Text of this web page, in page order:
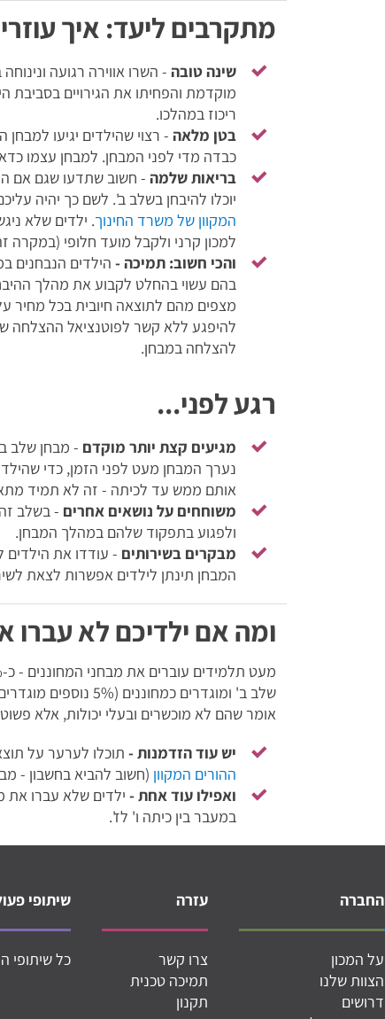
מתקרבים ליעד: איך
שינה טובה - השרו אווירה רגועה
מוקדמת והפחיתו את הגירויים בסביבת
ריכוז במהלכו.
בטן מלאה - רצוי שהילדים יגיעו
כבדה מדי לפני המבחן. למבחן עצמו
בריאות שלמה - חשוב שתדעו שגם אם
יוכלו להיבחן בשלב ב'. לשם כך יהיה
המקוון של משרד החינוך. ילדים שלא
למכון קרני ולקבל מועד חלופי (במקרה
והכי חשוב: תמיכה - הילדים הנבחנים
בהם עשוי בהחלט לקבוע את מהלך
מצפים מהם לתוצאה חיובית בכל מחיר
להיפגע ללא קשר לפוטנציאל ההצלחה
להצלחה במבחן.
רגע לפני...
מגיעים קצת יותר מוקדם - מבחן שלב
נערך המבחן מעט לפני הזמן, כדי
אותם ממש עד לכיתה - זה לא תמיד
משוחחים על נושאים אחרים - בשלב
ולפגוע בתפקוד שלהם במהלך המבחן.
מבקרים בשירותים - עודדו את הילדים
המבחן תינתן לילדים אפשרות לצאת
ומה אם ילדיכם לא עברו
שלב ב' ומוגדרים
אומר שהם לא מוכשרים ובעלי יכולות, אלא
יש עוד הזדמנות - תוכלו לערער על
ההורים המקוון (חשוב להביא בחשבון -
ואפילו עוד אחת - ילדים שלא עברו את
במעבר בין כיתה ו' לז'.
החברה
על המכון
הצוות שלנו
דרושים
עזרה
צרו קשר
תמיכה טכנית
תקנון
שיתופי
כל שיתופי